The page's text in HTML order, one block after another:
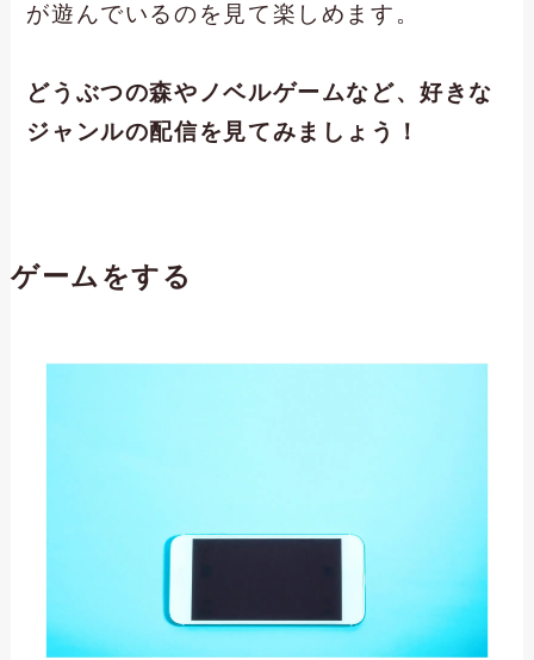
が遊んでいるのを見て楽しめます。
どうぶつの森やノベルゲームなど、好きな
ジャンルの配信を見てみましょう！
ゲームをする